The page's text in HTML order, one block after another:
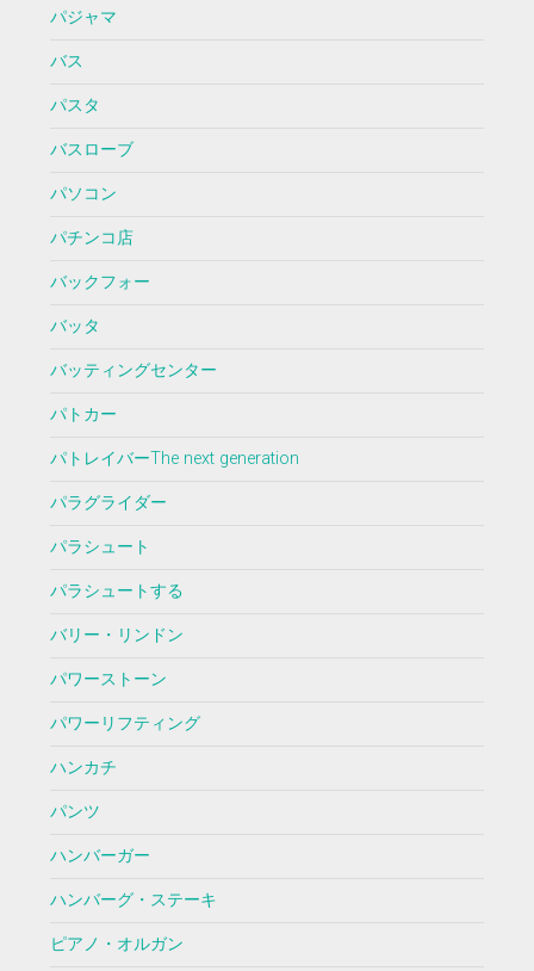
パジャマ
バス
パスタ
バスローブ
パソコン
パチンコ店
バックフォー
バッタ
バッティングセンター
パトカー
パトレイバーThe next generation
パラグライダー
パラシュート
パラシュートする
バリー・リンドン
パワーストーン
パワーリフティング
ハンカチ
パンツ
ハンバーガー
ハンバーグ・ステーキ
ピアノ・オルガン